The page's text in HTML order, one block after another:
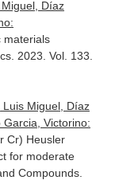
Díaz
materials
. 2023. Vol. 133.
Miguel, Díaz
Victorino:
Cr) Heusler
for moderate
Compounds.